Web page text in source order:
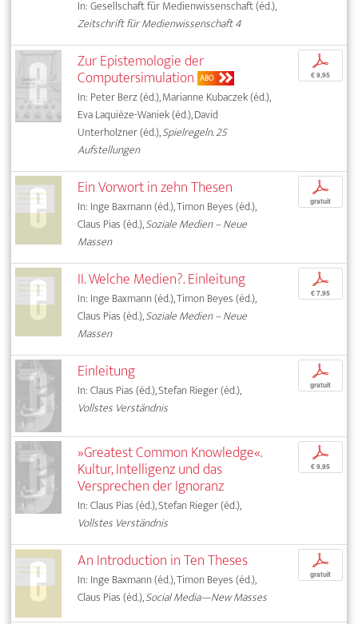
In: Gesellschaft für Medienwissenschaft (éd.),
Zeitschrift für Medienwissenschaft 4
Zur Epistemologie der
Computersimulation ABO
In: Peter Berz (éd.), Marianne Kubaczek (éd.),
Eva Laquièze-Waniek (éd.), David
Unterholzner (éd.),Spielregeln. 25
Aufstellungen
p
€ 9,95
Ein Vorwort in zehn Thesen
In: Inge Baxmann (éd.), Timon Beyes (éd.),
Claus Pias (éd.),Soziale Medien – Neue
Massen
p
gratuit
II. Welche Medien?. Einleitung
In: Inge Baxmann (éd.), Timon Beyes (éd.),
Claus Pias (éd.),Soziale Medien – Neue
Massen
p
€ 7,95
Einleitung
In: Claus Pias (éd.), Stefan Rieger (éd.),
Vollstes Verständnis
p
gratuit
»Greatest Common Knowledge«.
Kultur, Intelligenz und das
Versprechen der Ignoranz
In: Claus Pias (éd.), Stefan Rieger (éd.),
Vollstes Verständnis
p
€ 9,95
An Introduction in Ten Theses
In: Inge Baxmann (éd.), Timon Beyes (éd.),
Claus Pias (éd.),Social Media—New Masses
p
gratuit